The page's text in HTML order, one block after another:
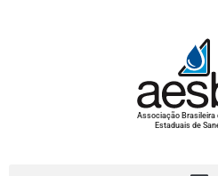
Associação Brasileira
Estaduais de